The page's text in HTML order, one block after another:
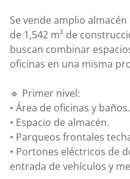
Se vende amplio
de 1,542 m² de
buscan combinar
oficinas en una misma
🔹 Primer nivel:
• Área de oficinas y baños.
• Espacio de almacén.
• Parqueos frontales
• Portones eléctricos de
entrada de vehículos y